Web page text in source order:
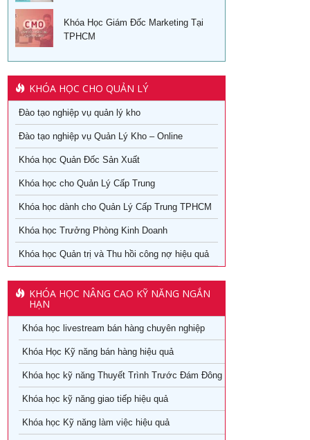
Khóa Học Giám Đốc Marketing Tại
TPHCM
KHÓA HỌC CHO QUẢN LÝ
Đào tạo nghiệp vụ quản lý kho
Đào tạo nghiệp vụ Quản Lý Kho – Online
Khóa học Quản Đốc Sản Xuất
Khóa học cho Quản Lý Cấp Trung
Khóa học dành cho Quản Lý Cấp Trung TPHCM
Khóa học Trưởng Phòng Kinh Doanh
Khóa học Quản trị và Thu hồi công nợ hiệu quả
KHÓA HỌC NÂNG CAO KỸ NĂNG NGẮN
HẠN
Khóa học livestream bán hàng chuyên nghiệp
Khóa Học Kỹ năng bán hàng hiệu quả
Khóa học kỹ năng Thuyết Trình Trước Đám Đông
Khóa học kỹ năng giao tiếp hiệu quả
Khóa học Kỹ năng làm việc hiệu quả
X
Ngày khai
giảng
29/08/2026